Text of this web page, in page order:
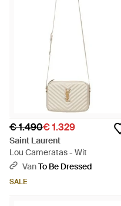
€ 1.490€ 1.329
Saint Laurent
Lou Cameratas - Wit
VanTo Be Dressed
SALE